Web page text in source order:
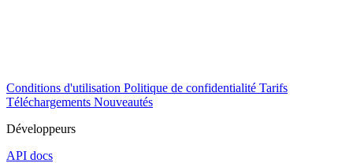
Conditions d'utilisation Politique de confidentialité Tarifs
Téléchargements Nouveautés
Développeurs
API docs